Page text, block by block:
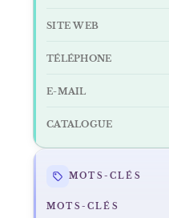
SITE WEB
TÉLÉPHONE
E-MAIL
CATALOGUE
MOTS-CLÉS
MOTS-CLÉS